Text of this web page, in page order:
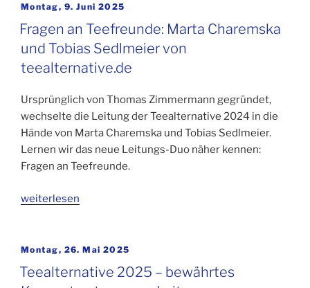
Veröffentlicht
Montag, 9. Juni 2025
Fragen an Teefreunde: Marta Charemska
und Tobias Sedlmeier von
teealternative.de
Ursprünglich von Thomas Zimmermann gegründet,
wechselte die Leitung der Teealternative 2024 in die
Hände von Marta Charemska und Tobias Sedlmeier.
Lernen wir das neue Leitungs-Duo näher kennen:
Fragen an Teefreunde.
weiterlesen
Veröffentlicht
Montag, 26. Mai 2025
Teealternative 2025 – bewährtes